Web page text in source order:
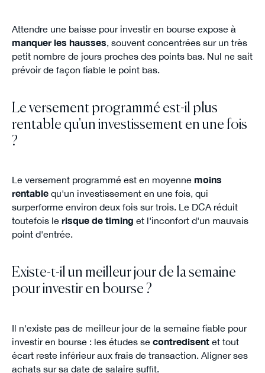
Attendre une baisse pour investir en bourse expose à
manquer les hausses, souvent concentrées sur un très
petit nombre de jours proches des points bas. Nul ne sait
prévoir de façon fiable le point bas.
Le versement programmé est-il plus
rentable qu'un investissement en une fois
?
Le versement programmé est en moyenne moins
rentablequ'un investissement en une fois, qui
surperforme environ deux fois sur trois. Le DCA réduit
toutefois le risque de timing et l'inconfort d'un mauvais
point d'entrée.
Existe-t-il un meilleur jour de la semaine
pour investir en bourse ?
Il n'existe pas de meilleur jour de la semaine fiable pour
investir en bourse : les études se contredisentet tout
écart reste inférieur aux frais de transaction. Aligner ses
achats sur sa date de salaire suffit.